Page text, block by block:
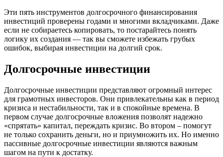
Эти пять инструментов долгосрочного финансирования
инвестиций проверены годами и многими вкладчиками. Даже
если не собираетесь копировать, то постарайтесь понять
логику их создания — так вы сможете избежать грубых
ошибок, выбирая инвестиции на долгий срок.
Долгосрочные инвестиции
Долгосрочные инвестиции представляют огромный интерес
для грамотных инвесторов. Они привлекательны как в период
кризиса и нестабильности, так и в спокойные времена. В
первом случае долгосрочные вложения позволят надежно
«спрятать» капитал, переждать кризис. Во втором – помогут
не только сохранить деньги, но и приумножить их. Но именно
пассивные долгосрочные инвестиции являются важным
шагом на пути к достатку.